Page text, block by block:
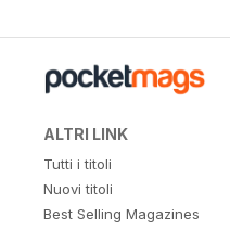
ALTRI LINK
Tutti i titoli
Nuovi titoli
Best Selling Magazines